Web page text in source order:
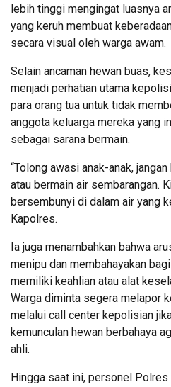
lebih tinggi mengingat luasnya
yang keruh membuat
secara visual oleh warga awam.
Selain ancaman hewan buas,
menjadi perhatian utama
para orang tua untuk tidak
anggota keluarga mereka yang
sebagai sarana bermain.
“Tolong awasi anak-anak,
atau bermain air sembarangan.
bersembunyi di dalam air yang
Kapolres.
Ia juga menambahkan bahwa
menipu dan membahayakan
memiliki keahlian atau alat
Warga diminta segera melapor
melalui call center kepolisian
kemunculan hewan berbahaya
ahli.
Hingga saat ini, personel